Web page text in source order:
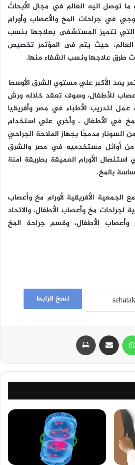
توصل اليه العالم في مجال الأبحاث
في جراحات المخ والأعصاب وأورام
التي تتميز المستشفى بعلاجها بنسب
حيث يتم فى المؤتمر تخصيص
طرق علاجها ونسب الشفاء منها.
يعد الأكبر علي مستوي الشرق الأوسط
للأطفال، وسوف تعقد خلاله ورش
لتدريب الأطباء في مصر وأفريقيا
في الأطفال ، وأخري علي استخدام
السونار مدمجًا بجهاز الملاحة الجراحي
أوائل مستخدميه في مصر والشرق
الأورام العميقة بطريقة آمنة
بالمخ.
الجمعية الأفريقية لأورام مخ وأعصاب
لجراحات مخ وأعصاب الأطفال، والاتحاد
وأعصاب الأطفال، وقسم جراحة المخ
نسخ الرابط
واتساب مشاركة عبر البريد